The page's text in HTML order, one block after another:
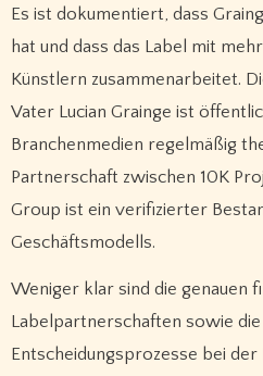
Es ist dokumentiert, dass
hat und dass das Label mit
Künstlern zusammenarbeitet.
Vater Lucian Grainge ist
Branchenmedien regelmäßig
Partnerschaft zwischen 10K
Group ist ein verifizierter
Geschäftsmodells.
Weniger klar sind die genauen
Labelpartnerschaften sowie
Entscheidungsprozesse bei